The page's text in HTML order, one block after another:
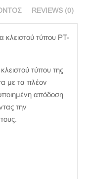
REVIEWS (0)
κλειστού τύπου PT-
τύπου της
με τα πλέον
απόδοση
την